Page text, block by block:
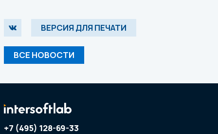
ВЕРСИЯ ДЛЯ ПЕЧАТИ
ВСЕ НОВОСТИ
+7 (495) 128-69-33